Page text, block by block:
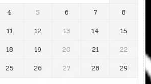
4 5 6 7
8
11 12 13 14
15
18 19 20 21
22
25 26 27 28
29